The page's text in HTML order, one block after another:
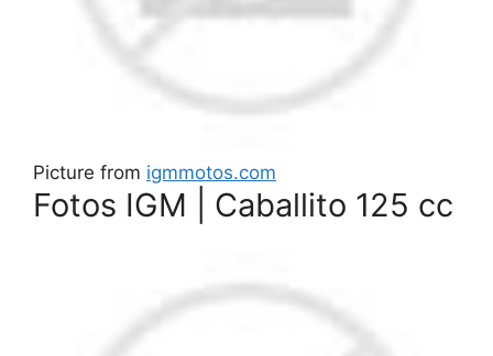
Picture from igmmotos.com
Fotos IGM | Caballito 125 cc